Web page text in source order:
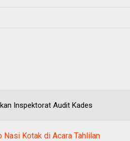
Inspektorat Audit Kades
Nasi Kotak di Acara Tahlilan